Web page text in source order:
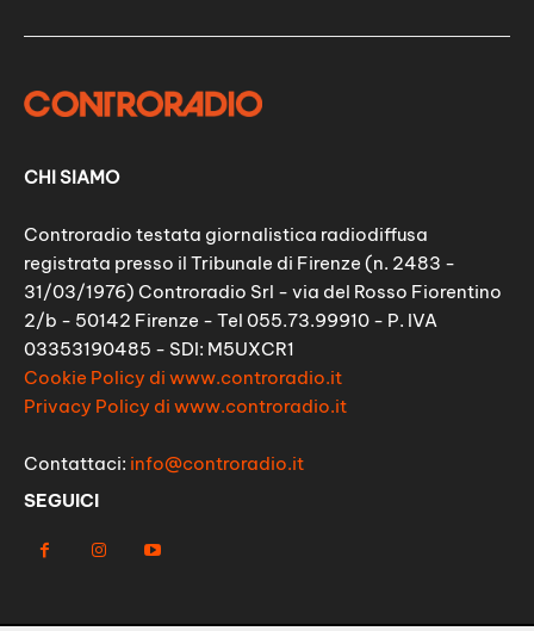
CHI SIAMO
Controradio testata giornalistica radiodiffusa
registrata presso il Tribunale di Firenze (n. 2483 -
31/03/1976) Controradio Srl - via del Rosso Fiorentino
2/b - 50142 Firenze - Tel 055.73.99910 - P. IVA
03353190485 - SDI: M5UXCR1
Cookie Policy di www.controradio.it
Privacy Policy di www.controradio.it
Contattaci: info@controradio.it
SEGUICI